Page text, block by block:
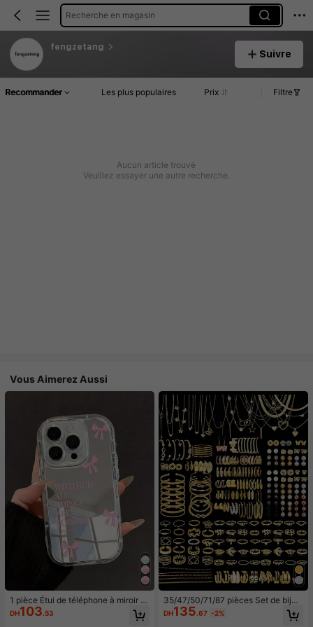
Recherche en magasin
fengzetang
Suivre
Recommander Les plus populaires Prix Filtre
Aucun article trouvé
Veuillez essayer une autre recherche.
Vous Aimerez Aussi
1 pièce Étui de téléphone à miroir ro
se minimaliste, style fille avec motif
nœud papillon, slogan religieux. Étu
DH103.53
35/47/50/71/87 pièces Set de bijou
x style bohème, comprenant des bo
ucles d'oreilles, colliers, bagues, br
DH135.67 -2%